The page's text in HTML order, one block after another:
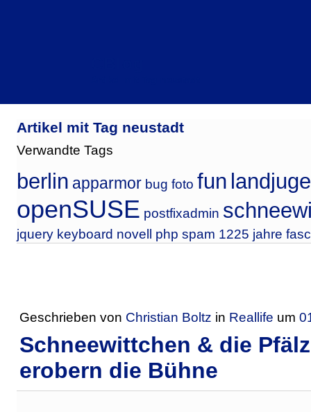
Artikel mit Tag neustadt
Verwandte Tags
berlin apparmor bug foto fun
openSUSE postfixadmin
jquery keyboard novell php spam 1225 jahre
Geschrieben von Christian Boltz in Reallife um
Schneewittchen & die
erobern die Bühne